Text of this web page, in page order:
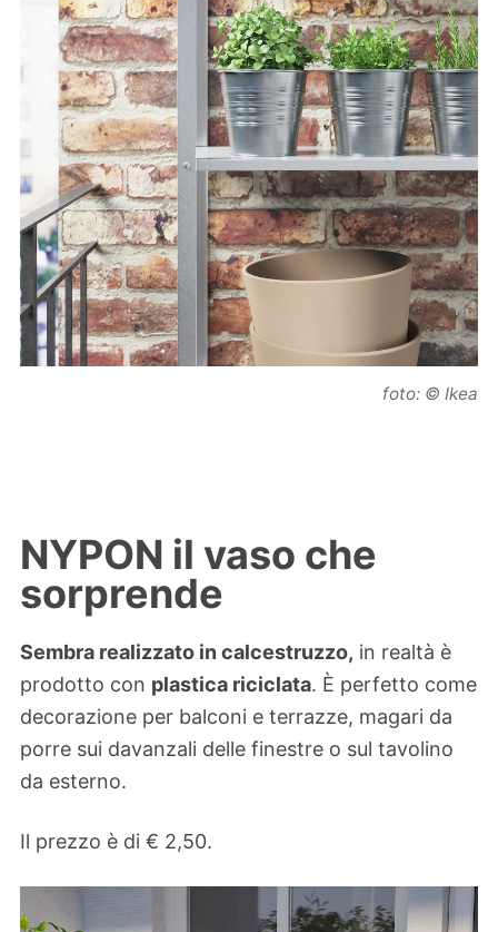
foto: © Ikea
NYPON il vaso che
sorprende
Sembra realizzato in calcestruzzo, in realtà è
prodotto con plastica riciclata. È perfetto come
decorazione per balconi e terrazze, magari da
porre sui davanzali delle finestre o sul tavolino
da esterno.
Il prezzo è di € 2,50.